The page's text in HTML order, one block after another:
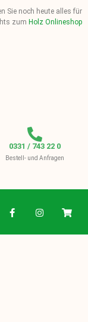
Sie noch heute alles für
zum Holz Onlineshop
0331 / 743 22 0
Bestell- und Anfragen